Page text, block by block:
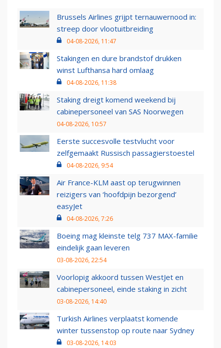
Brussels Airlines grijpt ternauwernood in:
streep door vlootuitbreiding
04-08-2026, 11:47
Stakingen en dure brandstof drukken
winst Lufthansa hard omlaag
04-08-2026, 11:38
Staking dreigt komend weekend bij
cabinepersoneel van SAS Noorwegen
04-08-2026, 10:57
Eerste succesvolle testvlucht voor
zelfgemaakt Russisch passagierstoestel
04-08-2026, 9:54
Air France-KLM aast op terugwinnen
reizigers van ‘hoofdpijn bezorgend’
easyJet
04-08-2026, 7:26
Boeing mag kleinste telg 737 MAX-familie
eindelijk gaan leveren
03-08-2026, 22:54
Voorlopig akkoord tussen WestJet en
cabinepersoneel, einde staking in zicht
03-08-2026, 14:40
Turkish Airlines verplaatst komende
winter tussenstop op route naar Sydney
03-08-2026, 14:03